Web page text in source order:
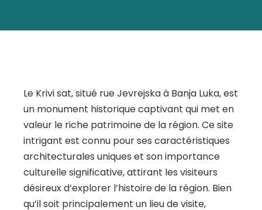
Le Krivi sat, situé rue Jevrejska à Banja Luka, est
un monument historique captivant qui met en
valeur le riche patrimoine de la région. Ce site
intrigant est connu pour ses caractéristiques
architecturales uniques et son importance
culturelle significative, attirant les visiteurs
désireux d’explorer l’histoire de la région. Bien
qu’il soit principalement un lieu de visite,